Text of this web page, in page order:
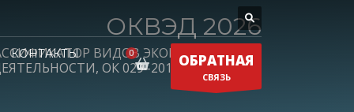
КОНТАКТЫ ОБРАТНАЯ
СВЯЗЬ
ОКВЭД 2026
ВИДОВ ЭКОНОМИЧЕСКОЙ
ОК 029–2014 (КДЕС Ред. 2)